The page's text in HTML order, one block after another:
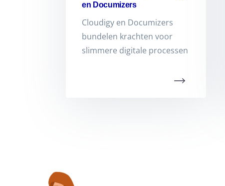
en Documizers
Cloudigy en Documizers
bundelen krachten voor
slimmere digitale processen